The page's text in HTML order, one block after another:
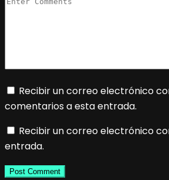
Recibir un correo electrónico
comentarios a esta entrada.
Recibir un correo electrónico
entrada.